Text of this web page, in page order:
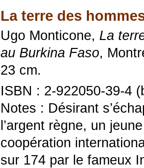
La terre des
Ugo Monticone, La
au Burkina Faso,
23 cm.
ISBN : 2-922050-39-4
Notes : Désirant
l’argent règne, un
coopération
sur 174 par le fameux